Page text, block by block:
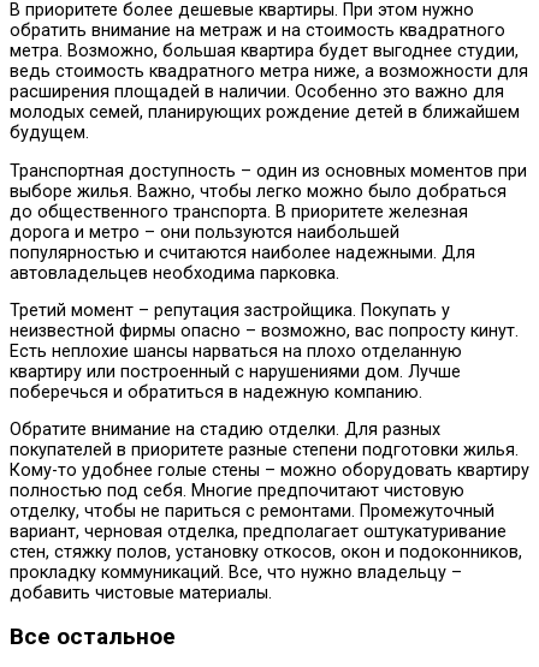
В приоритете более дешевые квартиры. При этом нужно
обратить внимание на метраж и на стоимость квадратного
метра. Возможно, большая квартира будет выгоднее студии,
ведь стоимость квадратного метра ниже, а возможности для
расширения площадей в наличии. Особенно это важно для
молодых семей, планирующих рождение детей в ближайшем
будущем.
Транспортная доступность – один из основных моментов при
выборе жилья. Важно, чтобы легко можно было добраться
до общественного транспорта. В приоритете железная
дорога и метро – они пользуются наибольшей
популярностью и считаются наиболее надежными. Для
автовладельцев необходима парковка.
Третий момент – репутация застройщика. Покупать у
неизвестной фирмы опасно – возможно, вас попросту кинут.
Есть неплохие шансы нарваться на плохо отделанную
квартиру или построенный с нарушениями дом. Лучше
поберечься и обратиться в надежную компанию.
Обратите внимание на стадию отделки. Для разных
покупателей в приоритете разные степени подготовки жилья.
Кому-то удобнее голые стены – можно оборудовать квартиру
полностью под себя. Многие предпочитают чистовую
отделку, чтобы не париться с ремонтами. Промежуточный
вариант, черновая отделка, предполагает оштукатуривание
стен, стяжку полов, установку откосов, окон и подоконников,
прокладку коммуникаций. Все, что нужно владельцу –
добавить чистовые материалы.
Все остальное